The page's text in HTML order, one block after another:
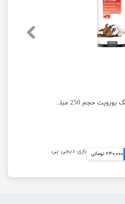
اسپری دور کننده سگ یوروپت حجم 250 میلی لیتر
240,000 تومانی